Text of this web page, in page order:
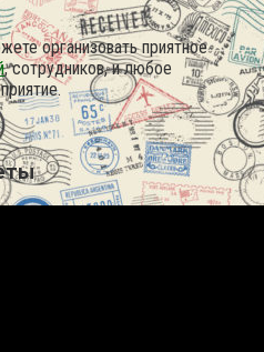
организовать приятное
, сотрудников, и любое